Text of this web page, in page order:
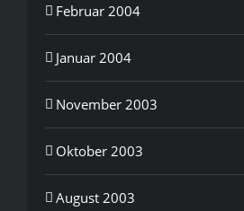
Februar 2004
Januar 2004
November 2003
Oktober 2003
August 2003